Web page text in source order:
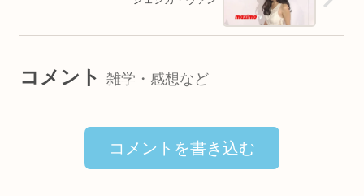
コメント 雑学・感想など
コメントを書き込む